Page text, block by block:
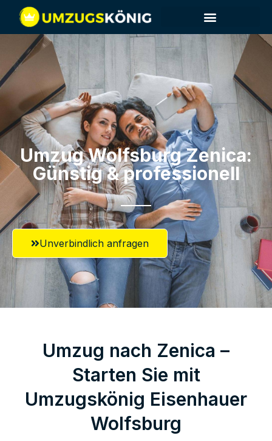
Umzug Wolfsburg​ Zenica:
Günstig & professionell​
Unverbindlich anfragen
Umzug nach Zenica –
Starten Sie mit
Umzugskönig Eisenhauer
Wolfsburg